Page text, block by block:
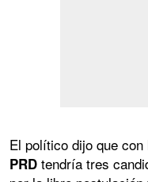
El político dijo que
PRD tendría tres